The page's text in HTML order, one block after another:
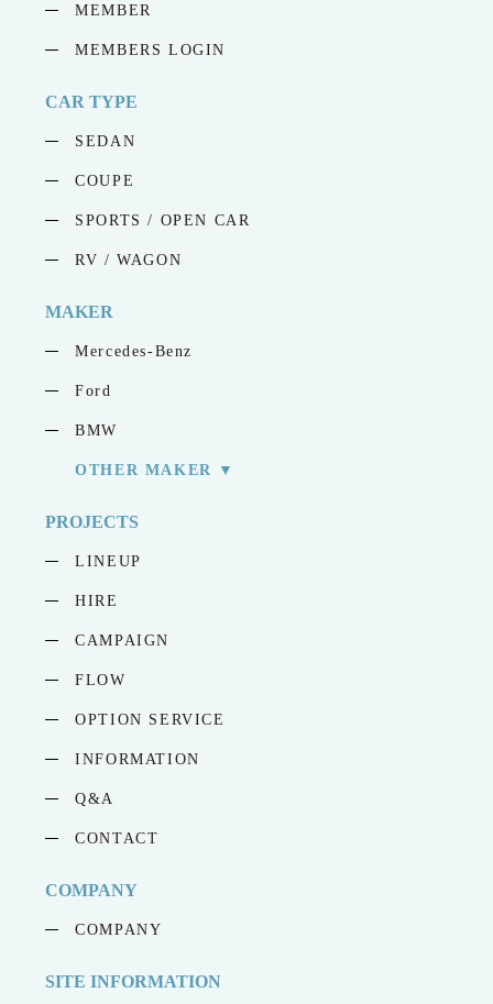
MEMBER
MEMBERS LOGIN
CAR TYPE
SEDAN
COUPE
SPORTS / OPEN CAR
RV / WAGON
MAKER
Mercedes-Benz
Ford
BMW
OTHER MAKER
PROJECTS
LINEUP
HIRE
CAMPAIGN
FLOW
OPTION SERVICE
INFORMATION
Q&A
CONTACT
COMPANY
COMPANY
SITE INFORMATION